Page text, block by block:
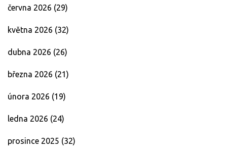
června 2026 (29)
května 2026 (32)
dubna 2026 (26)
března 2026 (21)
února 2026 (19)
ledna 2026 (24)
prosince 2025 (32)